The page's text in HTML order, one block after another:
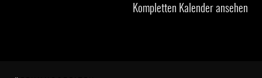
Kompletten Kalender ansehen